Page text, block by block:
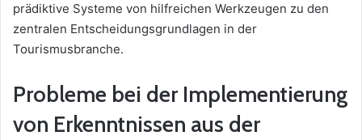
prädiktive Systeme von hilfreichen Werkzeugen zu den
zentralen Entscheidungsgrundlagen in der
Tourismusbranche.
Probleme bei der Implementierung
von Erkenntnissen aus der